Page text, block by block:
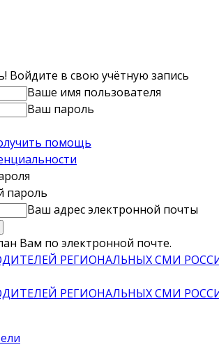
Войдите в свою учётную запись
Ваше имя пользователя
Ваш пароль
помощь
пароль
Ваш адрес электронной почты
Вам по электронной почте.